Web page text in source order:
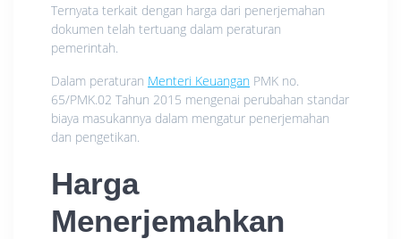
Ternyata terkait dengan harga dari penerjemahan
dokumen telah tertuang dalam peraturan
pemerintah.
Dalam peraturan Menteri Keuangan PMK no.
65/PMK.02 Tahun 2015 mengenai perubahan standar
biaya masukannya dalam mengatur penerjemahan
dan pengetikan.
Harga
Menerjemahkan